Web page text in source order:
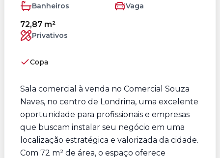
Banheiros Vaga
72,87 m²
Privativos
Copa
Sala comercial à venda no Comercial Souza
Naves, no centro de Londrina, uma excelente
oportunidade para profissionais e empresas
que buscam instalar seu negócio em uma
localização estratégica e valorizada da cidade.
Com 72 m² de área, o espaço oferece